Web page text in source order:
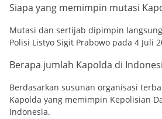
Siapa yang memimpin mutasi
Mutasi dan sertijab dipimpin
Polisi Listyo Sigit Prabowo pada 4 Juli
Berapa jumlah Kapolda di
Berdasarkan susunan organisasi
Kapolda yang memimpin Kepolisian
Indonesia.